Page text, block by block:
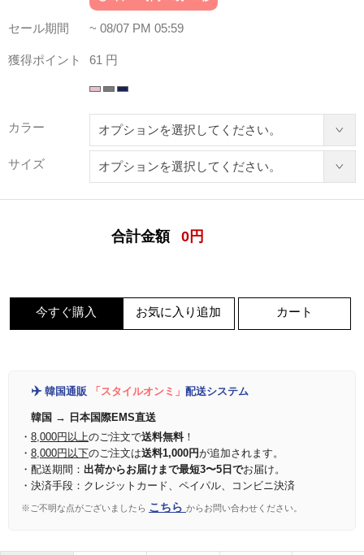
セール期間 ~ 08/07 PM 05:59
獲得ポイント 61 円
カラー
サイズ
合計金額 0 円
今すぐ購入 お気に入り追加 カート
✈️ 韓国通販 「スタイルオンミ」 配送システム
韓国 → 日本国際EMS直送
・ 8,000円以上のご注文で送料無料！
・ 8,000円以下のご注文は送料1,000円が追加されます。
・配送期間： 出荷からお届けまで最短3〜5日でお届け。
・決済手段：クレジットカード、ペイパル、コンビニ決済
※ご不明な点がございましたら こちら からお問い合わせください。